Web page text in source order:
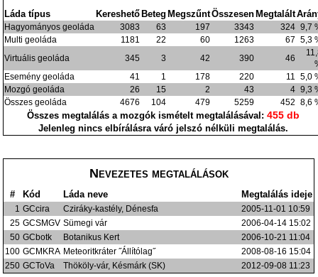
Láda típus Kereshető Beteg MegszűntÖsszesen Megtalált
Hagyományos geoláda 3083 63 197 3343 324 9,7
Multi geoláda
1181 22 60 1263 67
5,3
Virtuális geoláda
345 3 42 390 46
Esemény geoláda
41 1 178 220 11
5,0
Mozgó geoláda
26 15 2 43 4 9,3
Összes geoláda
4676 104 479 5259 452 8,6
Összes megtalálás a mozgók ismételt megtalálásával:455 db
Jelenleg nincs elbírálásra váró jelszó nélküli megtalálás.
Nevezetes megtalálások
# Kód Láda neve Megtalálás ideje
1 GCcira Cziráky-kastély, Dénesfa
2005-11-01 10:59
25 GCSMGV Sümegi vár
2006-04-14 15:02
50 GCbotk Botanikus Kert
2006-10-21 11:04
100 GCMKRA Meteoritkráter ˝Állítólag˝
2008-08-16 15:04
250 GCToVa Thököly-vár, Késmárk (SK) 2012-09-08 11:23